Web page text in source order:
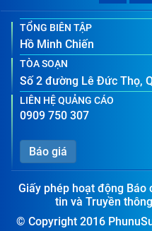
TỔNG BIÊN TẬP
Hồ Minh Chiến
TÒA SOẠN
Số 2 đường Lê Đức Thọ,
LIÊN HỆ QUẢNG CÁO
0909 750 307
Báo giá
Giấy phép hoạt động Báo
tin và Truyền
© Copyright 2016